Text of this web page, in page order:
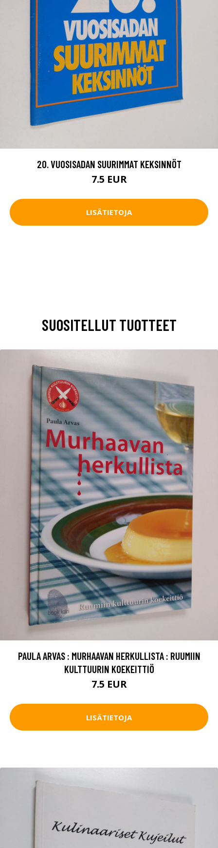
20. VUOSISADAN SUURIMMAT KEKSINNÖT
7.5 EUR
LISÄTIETOJA
SUOSITELLUT TUOTTEET
PAULA ARVAS : MURHAAVAN HERKULLISTA : RUUMIIN
KULTTUURIN KOEKEITTIÖ
7.5 EUR
LISÄTIETOJA